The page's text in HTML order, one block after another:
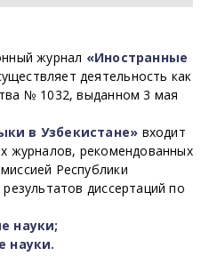
журнал «Иностранные
деятельность как
№ 1032, выданном 3 мая
в Узбекистане» входит
журналов, рекомендованных
Республики
диссертаций по
науки;
науки.